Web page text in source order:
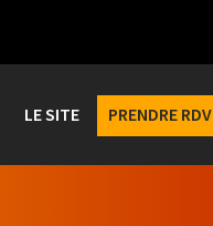
LE SITE PRENDRE RDV